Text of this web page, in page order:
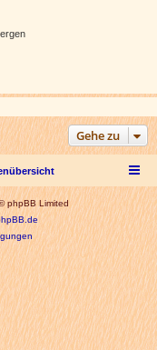
Gehe zu
phpBB Limited